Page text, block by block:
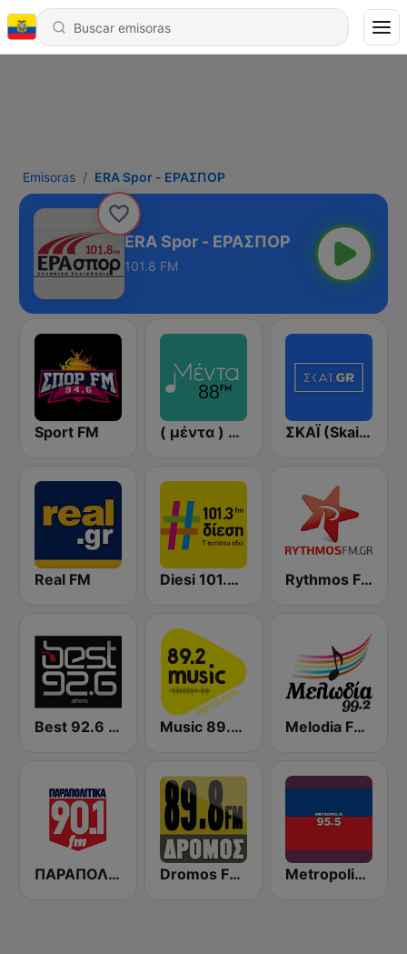
Emisoras ERA Spor - ΕΡΑΣΠΟΡ
ERA Spor - ΕΡΑΣΠΟΡ
101.8 FM
Sport FM ( μέντα ) Menta 88 FM ΣΚΑΪ (Skai Radio 100.3)
Real FM Diesi 101.3 FM Rythmos FM - Ρυθμος 94.9
Best 92.6 FM Music 89.2 FM Melodia FM (Μελωδία 99.2)
ΠΑΡΑΠΟΛΙΤΙΚΑ 90.1 FM Dromos FM - ΔΡΟΜΟΣ 89.8 Metropolis Radio 95.5 FM